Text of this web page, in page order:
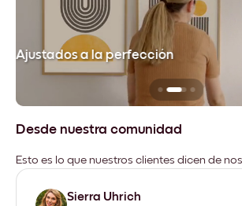
Ajustados a la perfección
Desde nuestra comunidad
Esto es lo que nuestros clientes dicen de
Sierra Uhrich